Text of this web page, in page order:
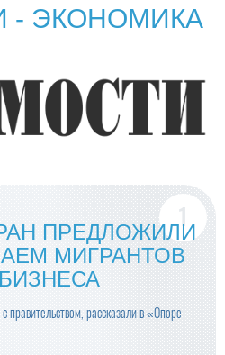
- ЭКОНОМИКА
ПРЕДЛОЖИЛИ
МИГРАНТОВ
правительством, рассказали в «Опоре